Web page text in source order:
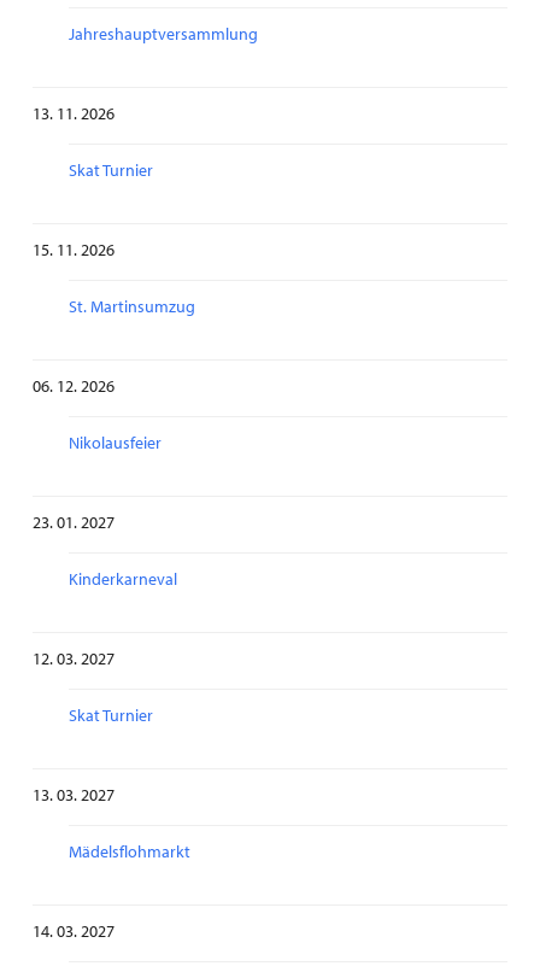
Jahreshauptversammlung
13. 11. 2026
Skat Turnier
15. 11. 2026
St. Martinsumzug
06. 12. 2026
Nikolausfeier
23. 01. 2027
Kinderkarneval
12. 03. 2027
Skat Turnier
13. 03. 2027
Mädelsflohmarkt
14. 03. 2027